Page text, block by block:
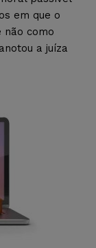
em que o
não como
a juíza